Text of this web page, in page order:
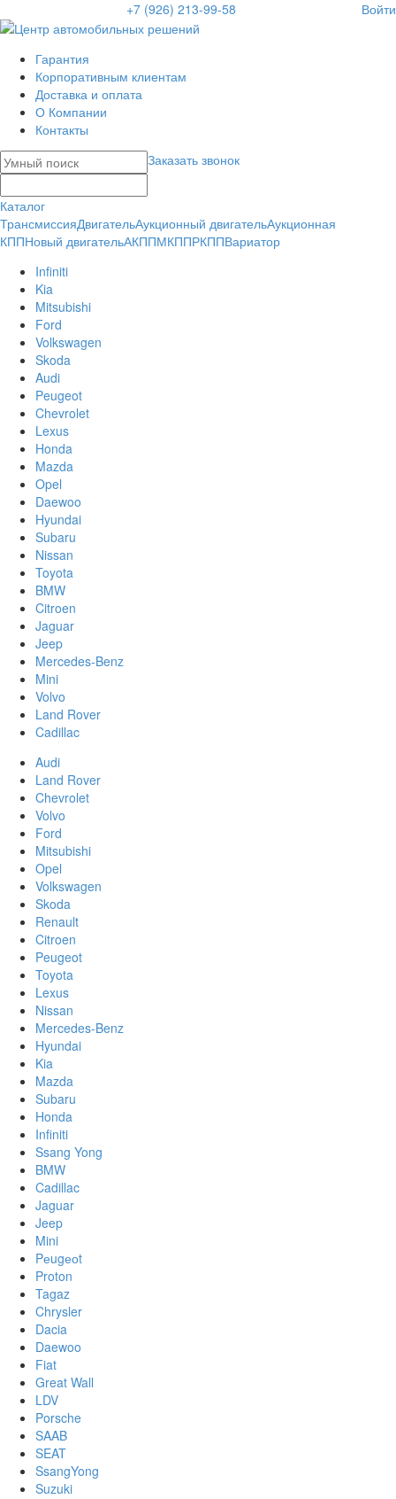
+7 (926) 213-99-58 Войти
Гарантия
Корпоративным клиентам
Доставка и оплата
О Компании
Контакты
Заказать звонок
Каталог
ТрансмиссияДвигательАукционный двигательАукционная
КППНовый двигательАКППМКППРКППВариатор
Infiniti
Kia
Mitsubishi
Ford
Volkswagen
Skoda
Audi
Peugeot
Chevrolet
Lexus
Honda
Mazda
Opel
Daewoo
Hyundai
Subaru
Nissan
Toyota
BMW
Citroen
Jaguar
Jeep
Mercedes-Benz
Mini
Volvo
Land Rover
Cadillac
Audi
Land Rover
Chevrolet
Volvo
Ford
Mitsubishi
Opel
Volkswagen
Skoda
Renault
Citroen
Peugeot
Toyota
Lexus
Nissan
Mercedes-Benz
Hyundai
Kia
Mazda
Subaru
Honda
Infiniti
Ssang Yong
BMW
Cadillac
Jaguar
Jeep
Mini
Pеugеоt
Proton
Tagaz
Chrysler
Dacia
Daewoo
Fiat
Great Wall
LDV
Porsche
SAAB
SEAT
SsangYong
Suzuki